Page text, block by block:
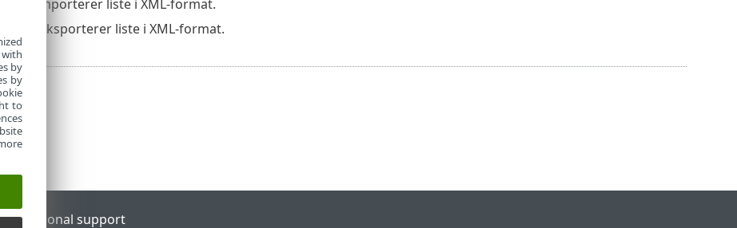
– Importerer liste i XML-format.
– Eksporterer liste i XML-format.
Regional support
by
by
to